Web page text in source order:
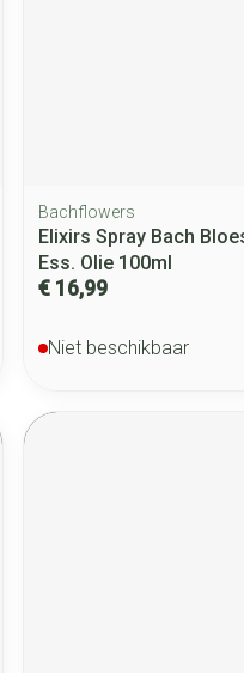
Bachflowers
Elixirs Spray Bach
Ess. Olie 100ml
€ 16,99
Niet beschikbaar